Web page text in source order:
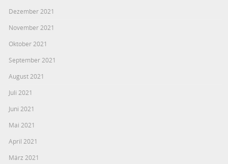
Dezember 2021
November 2021
Oktober 2021
September 2021
August 2021
Juli 2021
Juni 2021
Mai 2021
April 2021
März 2021